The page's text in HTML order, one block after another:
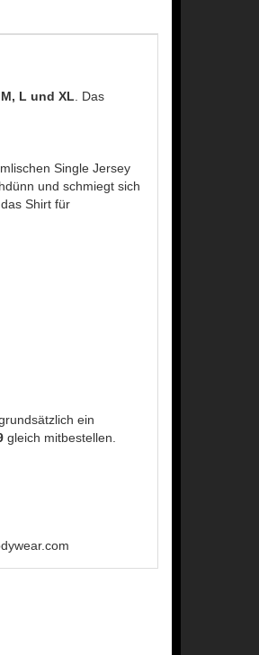
L und XL . Das
Single Jersey
und schmiegt sich
Shirt für
ein
gleich mitbestellen.